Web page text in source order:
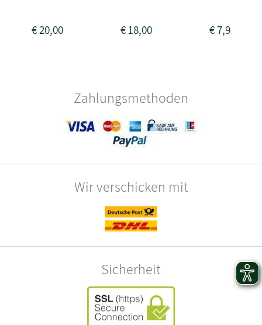
€20,00 €18,00 €7,95
Zahlungsmethoden
Wir verschicken mit
Sicherheit